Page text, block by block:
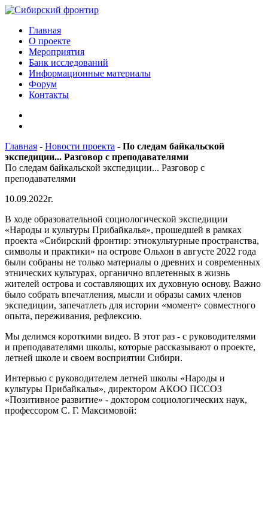
Главная
О проекте
Мероприятия
Банк исследований
Информационные материалы
Форум
Контакты
Главная - Новости проекта - По следам байкальской
экспедиции... Разговор с преподавателями
По следам байкальской экспедиции... Разговор с
преподавателями
10.09.2022г.
В ходе образовательной социологической экспедиции
«Народы и культуры Прибайкалья», прошедшей в рамках
проекта «Сибирский фронтир: этнокультурные пространства,
символы и практики» на острове Ольхон в августе 2022 года
были собраны не только материалы о древних и современных
этнических культурах, органично вплетенных в жизнь
жителей острова и составляющих их духовную основу. Важно
было собрать впечатления, мысли и образы самих членов
экспедиции, запечатлеть для истории «момент» совместного
опыта, переживания, рефлексию.
Мы делимся короткими видео. В этот раз - с руководителями
и преподавателями школы, которые рассказывают о проекте,
летней школе и своем восприятии Сибири.
Интервью с руководителем летней школы «Народы и
культуры Прибайкалья», директором АКОО ПССОЗ
«Позитивное развитие» - доктором социологических наук,
профессором С. Г. Максимовой: